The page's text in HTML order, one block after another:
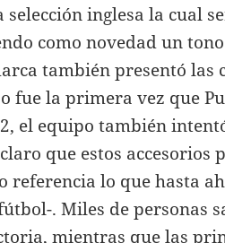
selección inglesa la cual
como novedad un
también presentó las
fue la primera vez que
el equipo también
que estos accesorios
referencia lo que hasta
. Miles de personas
mientras que las